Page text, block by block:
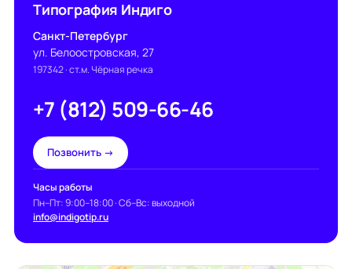
Типография Индиго
Санкт-Петербург
ул. Белоостровская, 27
197342· ст.м. Чёрная речка
+7 (812) 509-66-46
Позвонить →
Часы работы
Пн–Пт: 9:00–18:00 · Сб–Вс: выходной
info@indigotip.ru